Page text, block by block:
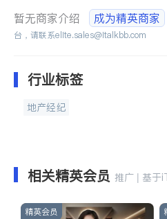
暂无商家介绍 成为精英商家
台，请联系elite.sales@italkbb.com
行业标签
地产经纪
相关精英会员 推广 | 基于
精英会员